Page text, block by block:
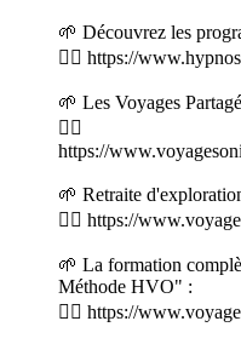
🌱 Découvrez les
👉🏻 https://
🌱 Les Voyages
👉🏻
https://
🌱 Retraite
👉🏻 https://
🌱 La formation
Méthode HVO" :
👉🏻 https://